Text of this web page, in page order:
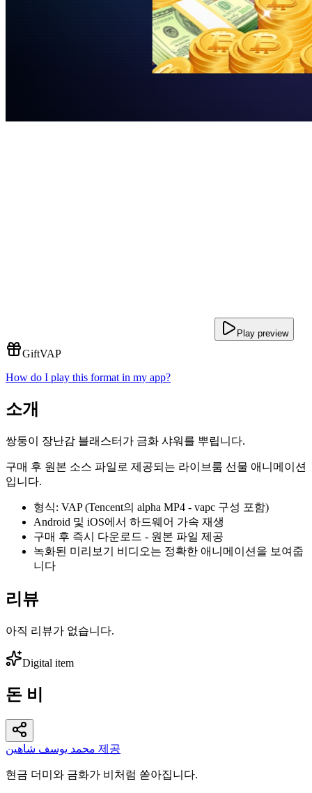
Play preview
GiftVAP
How do I play this format in my app?
소개
쌍둥이 장난감 블래스터가 금화 샤워를 뿌립니다.
구매 후 원본 소스 파일로 제공되는 라이브룸 선물 애니메이션
입니다.
형식: VAP (Tencent의 alpha MP4 - vapc 구성 포함)
Android 및 iOS에서 하드웨어 가속 재생
구매 후 즉시 다운로드 - 원본 파일 제공
녹화된 미리보기 비디오는 정확한 애니메이션을 보여줍
니다
리뷰
아직 리뷰가 없습니다.
Digital item
돈 비
محمد يوسف شاهين 제공
현금 더미와 금화가 비처럼 쏟아집니다.